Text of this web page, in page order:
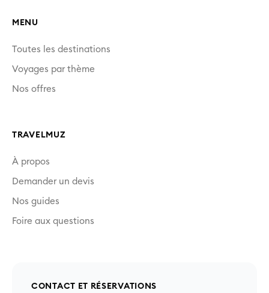
MENU
Toutes les destinations
Voyages par thème
Nos offres
TRAVELMUZ
À propos
Demander un devis
Nos guides
Foire aux questions
CONTACT ET RÉSERVATIONS